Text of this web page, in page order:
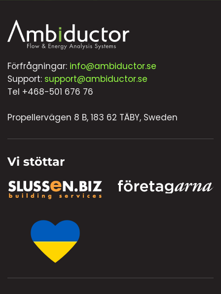
Förfrågningar: info@ambiductor.se
Support: support@ambiductor.se
Tel +468-501 676 76
Propellervägen 8 B, 183 62 TÄBY, Sweden
Vi stöttar